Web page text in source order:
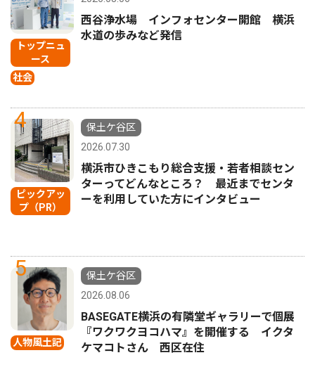
トップニュ
ース
社会
西谷浄水場 インフォセンター開館 横浜
水道の歩みなど発信
4
ピックアッ
プ（PR）
保土ケ谷区
2026.07.30
横浜市ひきこもり総合支援・若者相談セン
ターってどんなところ？ 最近までセンタ
ーを利用していた方にインタビュー
5
人物風土記
保土ケ谷区
2026.08.06
BASEGATE横浜の有隣堂ギャラリーで個展
『ワクワクヨコハマ』を開催する イクタ
ケマコトさん 西区在住